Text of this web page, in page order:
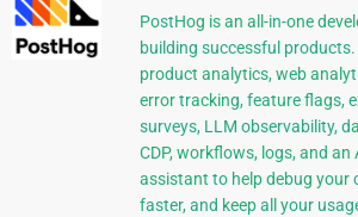
PostHog is an all-in-one
building successful products.
product analytics, web
error tracking, feature flags,
surveys, LLM observability,
CDP, workflows, logs, and an
assistant to help debug your
faster, and keep all your